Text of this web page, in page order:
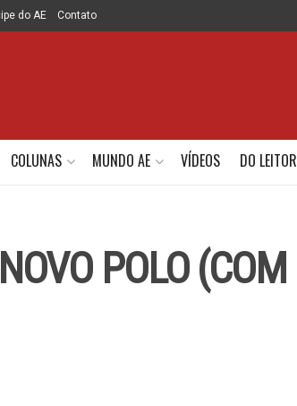
do AE Contato
COLUNAS MUNDO AE VÍDEOS DO LEITOR
POLO (COM